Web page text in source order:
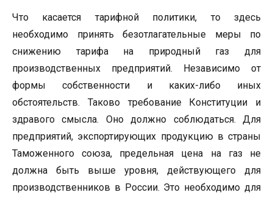
Что касается тарифной политики, то здесь
необходимо принять безотлагательные меры по
снижению тарифа на природный газ для
производственных предприятий. Независимо от
формы собственности и каких-либо иных
обстоятельств. Таково требование Конституции и
здравого смысла. Оно должно соблюдаться. Для
предприятий, экспортирующих продукцию в страны
Таможенного союза, предельная цена на газ не
должна быть выше уровня, действующего для
производственников в России. Это необходимо для